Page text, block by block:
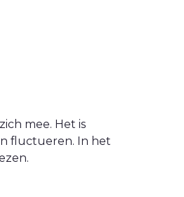
mee. Het is
fluctueren. In het